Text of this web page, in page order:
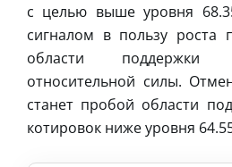
с целью выше уровня
сигналом в пользу роста
области поддержки
относительной силы.
станет пробой области
котировок ниже уровня